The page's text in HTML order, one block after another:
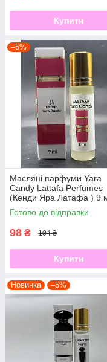
Купити
–5%
Масляні парфуми Yara
Candy Lattafa Perfumes
(Кенди Яра Латафа ) 9
Готово до відправки
98 ₴ 104 ₴
Купити
Новинка –5%